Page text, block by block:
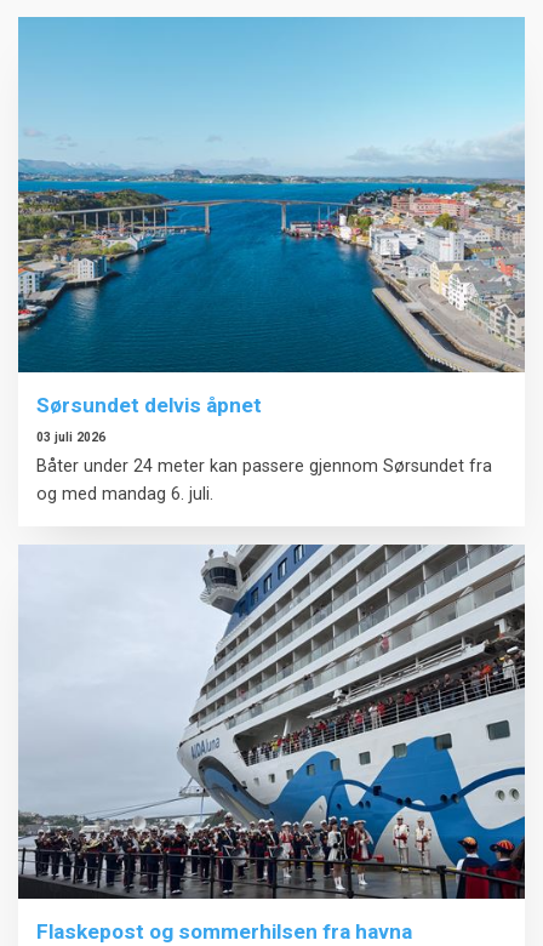
Sørsundet delvis åpnet
03 juli 2026
Båter under 24 meter kan passere gjennom Sørsundet fra
og med mandag 6. juli.
Flaskepost og sommerhilsen fra havna